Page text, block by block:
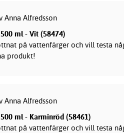
Anna Alfredsson
ml - Vit (58474)
på vattenfärger och vill testa
produkt!
Anna Alfredsson
ml - Karminröd (58461)
på vattenfärger och vill testa